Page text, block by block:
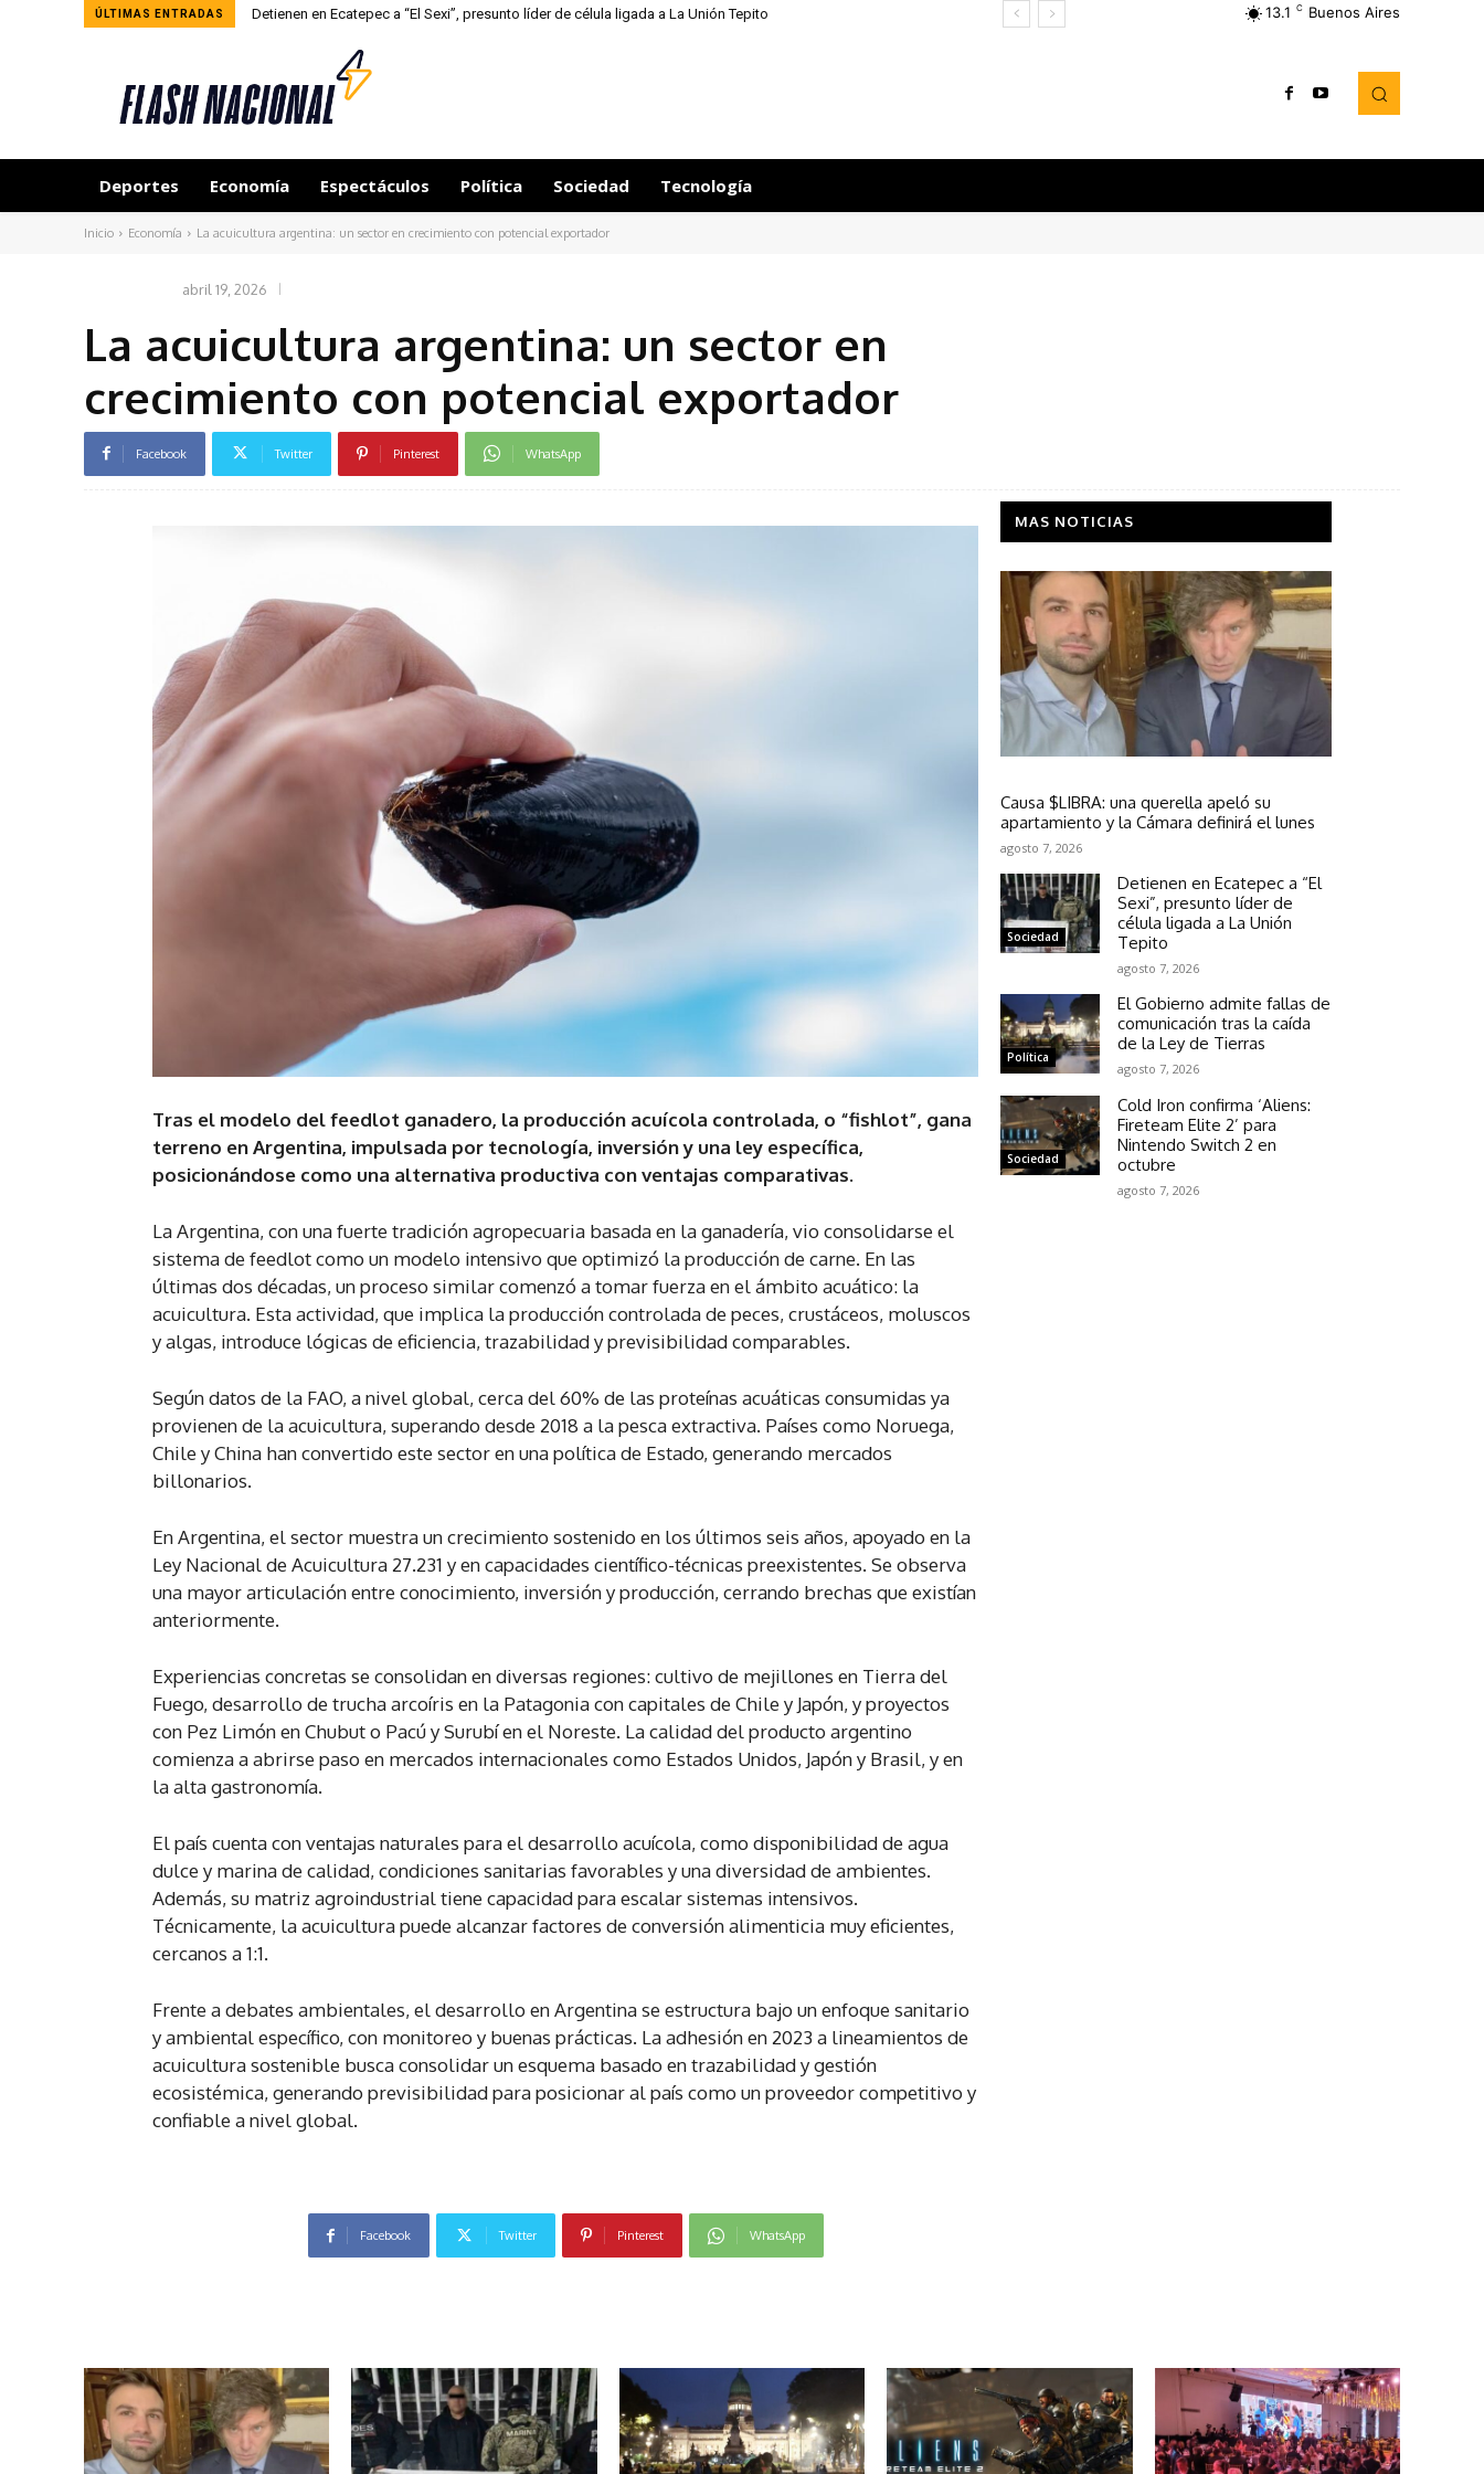
ÚLTIMAS ENTRADAS Detienen en Ecatepec a “El Sexi”, presunto líder de célula ligada a La Unión Tepito 13.1 C Buenos Aires
Deportes Economía Espectáculos Política Sociedad Tecnología
Inicio Economía La acuicultura argentina: un sector en crecimiento con potencial exportador
abril 19, 2026
La acuicultura argentina: un sector en
crecimiento con potencial exportador
Facebook Twitter Pinterest WhatsApp
Tras el modelo del feedlot ganadero, la producción acuícola controlada, o “fishlot”, gana
terreno en Argentina, impulsada por tecnología, inversión y una ley específica,
posicionándose como una alternativa productiva con ventajas comparativas.
La Argentina, con una fuerte tradición agropecuaria basada en la ganadería, vio consolidarse el
sistema de feedlot como un modelo intensivo que optimizó la producción de carne. En las
últimas dos décadas, un proceso similar comenzó a tomar fuerza en el ámbito acuático: la
acuicultura. Esta actividad, que implica la producción controlada de peces, crustáceos, moluscos
y algas, introduce lógicas de eficiencia, trazabilidad y previsibilidad comparables.
Según datos de la FAO, a nivel global, cerca del 60% de las proteínas acuáticas consumidas ya
provienen de la acuicultura, superando desde 2018 a la pesca extractiva. Países como Noruega,
Chile y China han convertido este sector en una política de Estado, generando mercados
billonarios.
En Argentina, el sector muestra un crecimiento sostenido en los últimos seis años, apoyado en la
Ley Nacional de Acuicultura 27.231 y en capacidades científico-técnicas preexistentes. Se observa
una mayor articulación entre conocimiento, inversión y producción, cerrando brechas que existían
anteriormente.
Experiencias concretas se consolidan en diversas regiones: cultivo de mejillones en Tierra del
Fuego, desarrollo de trucha arcoíris en la Patagonia con capitales de Chile y Japón, y proyectos
con Pez Limón en Chubut o Pacú y Surubí en el Noreste. La calidad del producto argentino
comienza a abrirse paso en mercados internacionales como Estados Unidos, Japón y Brasil, y en
la alta gastronomía.
El país cuenta con ventajas naturales para el desarrollo acuícola, como disponibilidad de agua
dulce y marina de calidad, condiciones sanitarias favorables y una diversidad de ambientes.
Además, su matriz agroindustrial tiene capacidad para escalar sistemas intensivos.
Técnicamente, la acuicultura puede alcanzar factores de conversión alimenticia muy eficientes,
cercanos a 1:1.
Frente a debates ambientales, el desarrollo en Argentina se estructura bajo un enfoque sanitario
y ambiental específico, con monitoreo y buenas prácticas. La adhesión en 2023 a lineamientos de
acuicultura sostenible busca consolidar un esquema basado en trazabilidad y gestión
ecosistémica, generando previsibilidad para posicionar al país como un proveedor competitivo y
confiable a nivel global.
Facebook Twitter Pinterest WhatsApp
MAS NOTICIAS
Causa $LIBRA: una querella apeló su
apartamiento y la Cámara definirá el lunes
agosto 7, 2026
Sociedad
Detienen en Ecatepec a “El
Sexi”, presunto líder de
célula ligada a La Unión
Tepito
agosto 7, 2026
Política
El Gobierno admite fallas de
comunicación tras la caída
de la Ley de Tierras
agosto 7, 2026
Sociedad
Cold Iron confirma ‘Aliens:
Fireteam Elite 2’ para
Nintendo Switch 2 en
octubre
agosto 7, 2026